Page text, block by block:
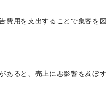
用を支出することで集客を
ると、売上に悪影響を及ぼ